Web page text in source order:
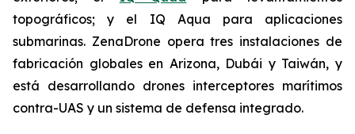
topográficos; y el IQ Aqua para aplicaciones
submarinas. ZenaDrone opera tres instalaciones de
fabricación globales en Arizona, Dubái y Taiwán, y
está desarrollando drones interceptores marítimos
contra-UAS y un sistema de defensa integrado.